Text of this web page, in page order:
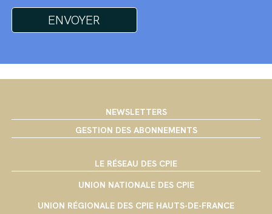
NEWSLETTERS
GESTION DES ABONNEMENTS
LE RÉSEAU DES CPIE
UNION NATIONALE DES CPIE
UNION RÉGIONALE DES CPIE HAUTS-DE-FRANCE